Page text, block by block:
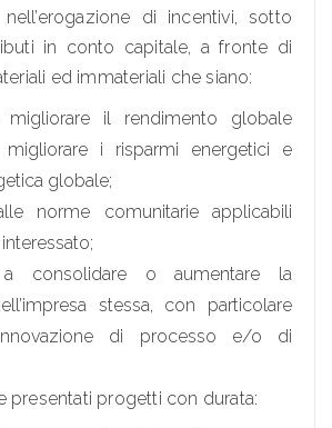
di incentivi, sotto
in conto capitale, a fronte di
ed immateriali che siano:
migliorare il rendimento globale
migliorare i risparmi energetici e
globale;
norme comunitarie applicabili
a consolidare o aumentare la
stessa, con particolare
di processo e/o di
presentati progetti con durata: